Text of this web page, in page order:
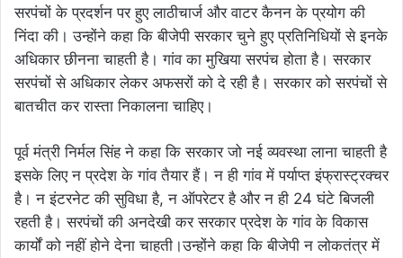
सरपंचों के प्रदर्शन पर हुए लाठीचार्ज और वाटर कैनन के प्रयोग की
निंदा की। उन्होंने कहा कि बीजेपी सरकार चुने हुए प्रतिनिधियों से इनके
अधिकार छीनना चाहती है। गांव का मुखिया सरपंच होता है। सरकार
सरपंचों से अधिकार लेकर अफसरों को दे रही है। सरकार को सरपंचों से
बातचीत कर रास्ता निकालना चाहिए।
पूर्व मंत्री निर्मल सिंह ने कहा कि सरकार जो नई व्यवस्था लाना चाहती है
इसके लिए न प्रदेश के गांव तैयार हैं। न ही गांव में पर्याप्त इंफ्रास्ट्रक्चर
है। न इंटरनेट की सुविधा है, न ऑपरेटर है और न ही 24 घंटे बिजली
रहती है। सरपंचों की अनदेखी कर सरकार प्रदेश के गांव के विकास
कार्यों को नहीं होने देना चाहती।उन्होंने कहा कि बीजेपी न लोकतंत्र में